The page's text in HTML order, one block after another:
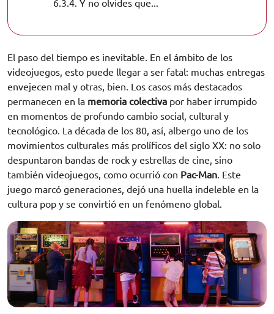
6.3.4. Y no olvides que...
El paso del tiempo es inevitable. En el ámbito de los
videojuegos, esto puede llegar a ser fatal: muchas entregas
envejecen mal y otras, bien. Los casos más destacados
permanecen en la memoria colectiva por haber irrumpido
en momentos de profundo cambio social, cultural y
tecnológico. La década de los 80, así, albergo uno de los
movimientos culturales más prolíficos del siglo XX: no solo
despuntaron bandas de rock y estrellas de cine, sino
también videojuegos, como ocurrió con Pac-Man. Este
juego marcó generaciones, dejó una huella indeleble en la
cultura pop y se convirtió en un fenómeno global.